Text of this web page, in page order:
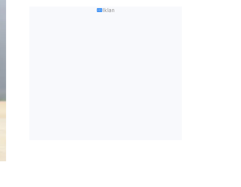
Iklan